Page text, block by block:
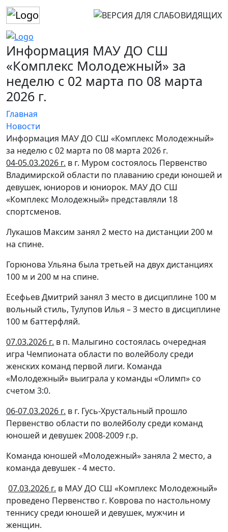
Информация МАУ ДО СШ
«Комплекс Молодежный» за
неделю с 02 марта по 08 марта
2026 г.
Главная
Новости
Информация МАУ ДО СШ «Комплекс Молодежный»
за неделю с 02 марта по 08 марта 2026 г.
04-05.03.2026 г. в г. Муром состоялось Первенство
Владимирской области по плаванию среди юношей и
девушек, юниоров и юниорок. МАУ ДО СШ
«Комплекс Молодежный» представляли 18
спортсменов.
Лукашов Максим занял 2 место на дистанции 200 м
на спине.
Горюнова Ульяна была третьей на двух дистанциях
100 м и 200 м на спине.
Есефьев Дмитрий занял 3 место в дисциплине 100 м
вольный стиль, Тулупов Илья – 3 место в дисциплине
100 м баттерфляй.
07.03.2026 г. в п. Малыгино состоялась очередная
игра Чемпионата области по волейболу среди
женских команд первой лиги. Команда
«Молодежный» выиграла у команды «Олимп» со
счетом 3:0.
06-07.03.2026 г. в г. Гусь-Хрустальный прошло
Первенство области по волейболу среди команд
юношей и девушек 2008-2009 г.р.
Команда юношей «Молодежный» заняла 2 место, а
команда девушек - 4 место.
07.03.2026 г. в МАУ ДО СШ «Комплекс Молодежный»
проведено Первенство г. Коврова по настольному
теннису среди юношей и девушек, мужчин и
женщин.